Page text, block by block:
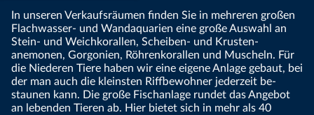
In unseren Verkaufs­räumen finden Sie in mehre­ren großen
Flach­wasser- und Wand­aqua­rien eine große Auswahl an
Stein- und Weich­koral­len, Scheiben- und Krus­ten­
anemonen, Gorgo­nien, Röhren­kora­llen und Muscheln. Für
die Niede­ren Tiere haben wir eine eigene Anlage gebaut, bei
der man auch die klein­sten Riff­bewoh­ner jeder­zeit be­
staunen kann. Die große Fisch­anlage rundet das Angebot
an leben­den Tieren ab. Hier bietet sich in mehr als 40